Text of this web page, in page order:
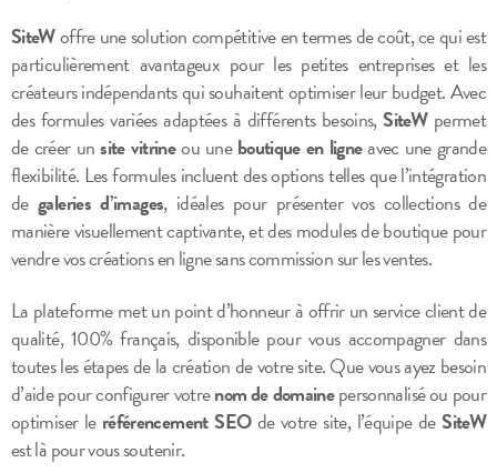
SiteWoffre une solution compétitive en termes de coût, ce qui est
particulièrement avantageux pour les petites entreprises et les
créateurs indépendants qui souhaitent optimiser leur budget. Avec
des formules variées adaptées à différents besoins, SiteWpermet
de créer unsite vitrineou uneboutique en ligneavec une grande
flexibilité. Les formules incluent des options telles que l’intégration
degaleries d’images, idéales pour présenter vos collections de
manière visuellement captivante, et des modules de boutique pour
vendre vos créations en ligne sans commission sur les ventes.
La plateforme met un point d’honneur à offrir un service client de
qualité, 100% français, disponible pour vous accompagner dans
toutes les étapes de la création de votre site. Que vous ayez besoin
d’aide pour configurer votrenom de domainepersonnalisé ou pour
optimiser le référencement SEOde votre site, l’équipe de SiteW
est là pour vous soutenir.